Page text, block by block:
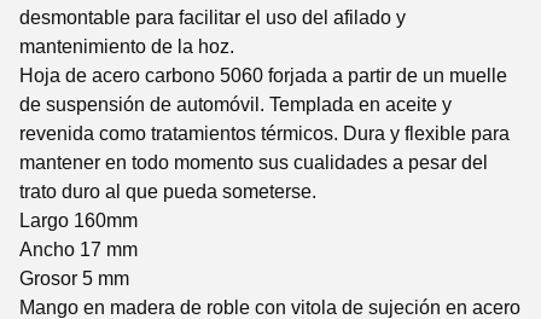
desmontable para facilitar el uso del afilado y
mantenimiento de la hoz.
Hoja de acero carbono 5060 forjada a partir de un muelle
de suspensión de automóvil. Templada en aceite y
revenida como tratamientos térmicos. Dura y flexible para
mantener en todo momento sus cualidades a pesar del
trato duro al que pueda someterse.
Largo 160mm
Ancho 17 mm
Grosor 5 mm
Mango en madera de roble con vitola de sujeción en acero